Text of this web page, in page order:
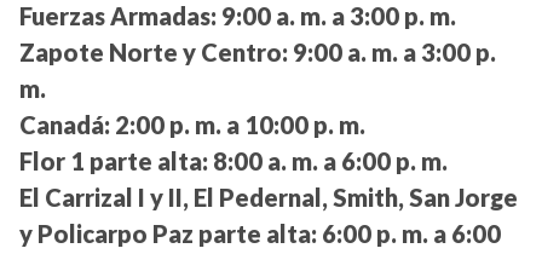
Fuerzas Armadas: 9:00 a. m. a 3:00 p. m.
Zapote Norte y Centro: 9:00 a. m. a 3:00 p.
m.
Canadá: 2:00 p. m. a 10:00 p. m.
Flor 1 parte alta: 8:00 a. m. a 6:00 p. m.
El Carrizal I y II, El Pedernal, Smith, San Jorge
y Policarpo Paz parte alta: 6:00 p. m. a 6:00